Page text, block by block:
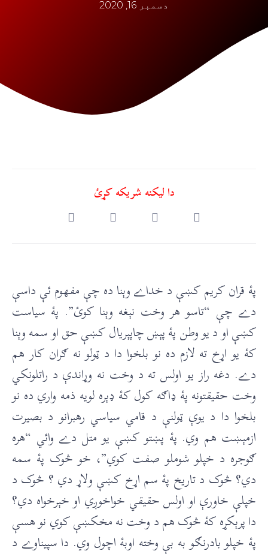
دسمبر 16, 2020
دا ليکنه شريکه کړئ
پۀ قران کریم کښې د خداے وېنا ده چې مفهوم ئې داسې
دے چې “تاسو هر وخت نېغه وېنا کوئ”. پۀ سیاست
کښې او د يو وطن پۀ پېښ چاپېريال کښې حق او سمه وېنا
کۀ يو اړخ ته لازم ده نو بلخوا دا د ټولو نه ګران کار هم
دے. دغه راز يو اولس ته د وخت نه وړاندې د راتلونکي
وخت حقيقتونه پۀ ډاګه کول کۀ ډېره لويه ذمه واري ده نو
بلخوا دا د يوې ټولنې د قامي سياسي رهبرانو د بصيرت
ازمېښت هم وي. پۀ پښتو کښې يو متل دے وائي “هره
ګوجره د خپلو شوملو صفت کوي”، خو څوک پۀ سمه
دي؟ څوک د تاريخ پۀ سم اړخ کښې ولاړ دي ؟ څوک د
خپلې خاورې او اولس حقيقي خواخوږي او خېرخواه دي؟
دا پرېکړه کۀ څوک هم د وخت نه مخکښې کوي نو هسې
پۀ خپلو بادرنګو به بې وخته اوبۀ اچول وي. دا سپيناوے د